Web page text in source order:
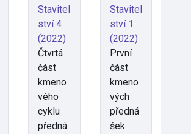
Stavitel
ství 4
(2022)
Čtvrtá
část
kmeno
vého
cyklu
předná
Stavitel
ství 1
(2022)
První
část
kmeno
vých
předná
šek